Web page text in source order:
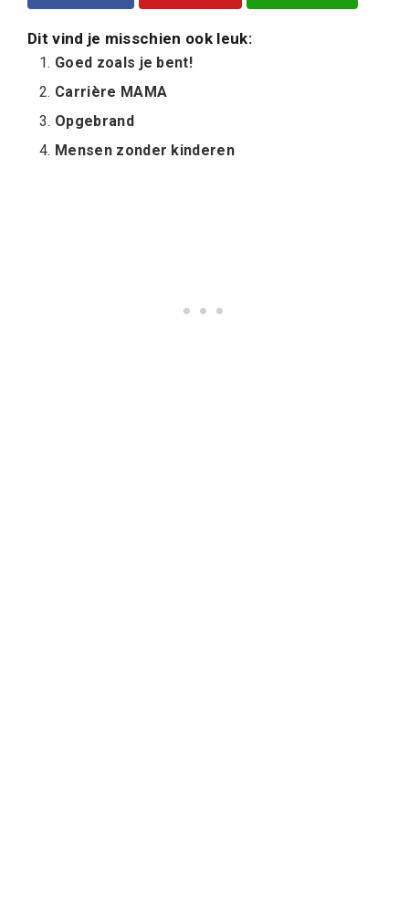
Dit vind je misschien ook leuk:
Goed zoals je bent!
Carrière MAMA
Opgebrand
Mensen zonder kinderen